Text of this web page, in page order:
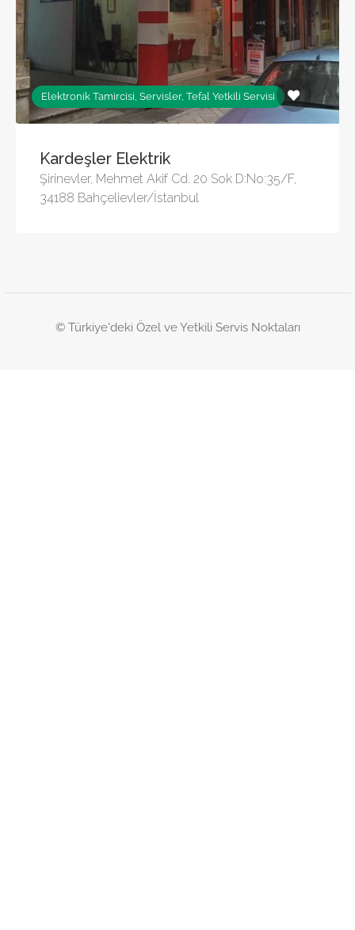
Elektronik Tamircisi, Servisler, Tefal Yetkili Servisi
Kardeşler Elektrik
Şirinevler, Mehmet Akif Cd. 20 Sok D:No:35/F,
34188 Bahçelievler/İstanbul
© Türkiye'deki Özel ve Yetkili Servis Noktaları